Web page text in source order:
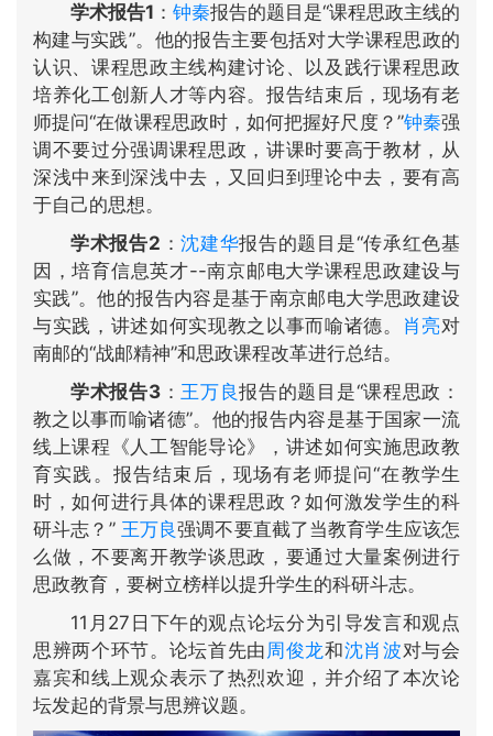
学术报告1 ： 钟秦报告的题目是“课程思政主线的
构建与实践”。他的报告主要包括对大学课程思政的
认识、课程思政主线构建讨论、以及践行课程思政
培养化工创新人才等内容。报告结束后，现场有老
师提问“在做课程思政时，如何把握好尺度？”钟秦强
调不要过分强调课程思政，讲课时要高于教材，从
深浅中来到深浅中去，又回归到理论中去，要有高
于自己的思想。
学术报告2 ：沈建华报告的题目是“传承红色基
因，培育信息英才--南京邮电大学课程思政建设与
实践”。他的报告内容是基于南京邮电大学思政建设
与实践，讲述如何实现教之以事而喻诸德。
肖亮对
南邮的“战邮精神”和思政课程改革进行总结。
学术报告3：王万良报告的题目是“课程思政：
教之以事而喻诸德”。他的报告内容是基于国家一流
线上课程《人工智能导论》，讲述如何实施思政教
育实践。报告结束后，现场有老师提问“在教学生
时，如何进行具体的课程思政？如何激发学生的科
研斗志？” 王万良强调不要直截了当教育学生应该怎
么做，不要离开教学谈思政，要通过大量案例进行
思政教育，要树立榜样以提升学生的科研斗志。
11月27日下午的观点论坛分为引导发言和观点
思辨两个环节。论坛首先由 周俊龙和沈肖波对与会
嘉宾和线上观众表示了热烈欢迎，并介绍了本次论
坛发起的背景与思辨议题。